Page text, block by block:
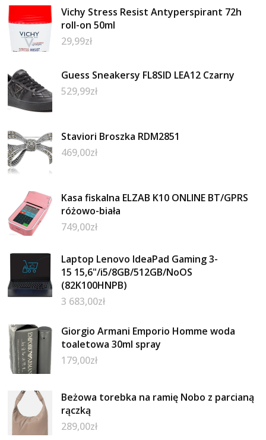
Vichy Stress Resist Antyperspirant 72h
roll-on 50ml
29,99zł
Guess Sneakersy FL8SID LEA12 Czarny
529,99zł
Staviori Broszka RDM2851
469,00zł
Kasa fiskalna ELZAB K10 ONLINE BT/GPRS
różowo-biała
749,00zł
Laptop Lenovo IdeaPad Gaming 3-
15 15,6"/i5/8GB/512GB/NoOS
(82K100HNPB)
3 683,00zł
Giorgio Armani Emporio Homme woda
toaletowa 30ml spray
179,00zł
Beżowa torebka na ramię Nobo z parcianą
rączką
289,00zł